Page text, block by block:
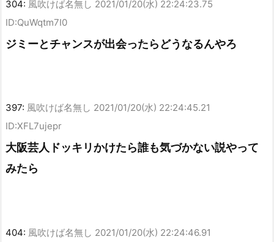
304: 風吹けば名無し 2021/01/20(水) 22:24:23.75
ID:QuWqtm7I0
ジミーとチャンスが出会ったらどうなるんやろ
397: 風吹けば名無し 2021/01/20(水) 22:24:45.21
ID:XFL7ujepr
大阪芸人ドッキリかけたら誰も気づかない説やって
みたら
404: 風吹けば名無し 2021/01/20(水) 22:24:46.91